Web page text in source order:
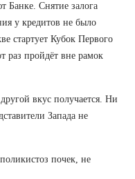
Банке. Снятие залога
у кредитов не было
стартует Кубок Первого
раз пройдёт вне рамок
вкус получается. Ни
Запада не
почек, не